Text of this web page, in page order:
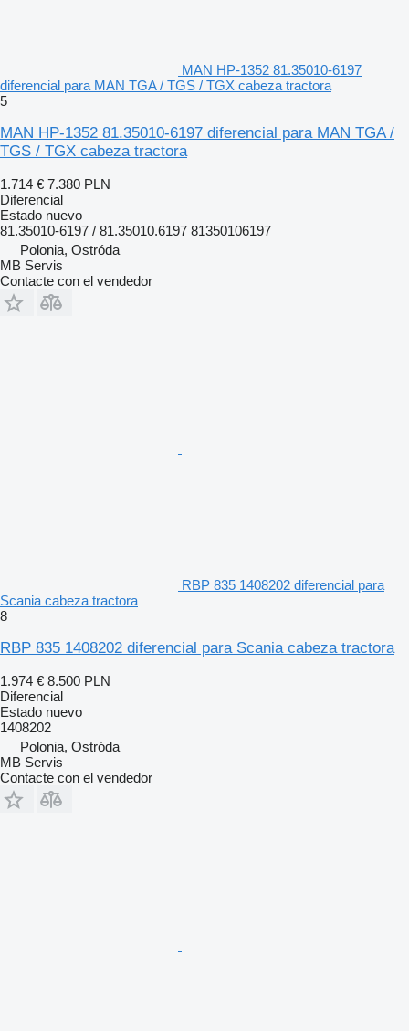
MAN HP-1352 81.35010-6197
diferencial para MAN TGA / TGS / TGX cabeza tractora
5
MAN HP-1352 81.35010-6197 diferencial para MAN TGA /
TGS / TGX cabeza tractora
1.714 € 7.380 PLN
Diferencial
Estado nuevo
81.35010-6197 / 81.35010.6197 81350106197
Polonia, Ostróda
MB Servis
Contacte con el vendedor
RBP 835 1408202 diferencial para
Scania cabeza tractora
8
RBP 835 1408202 diferencial para Scania cabeza tractora
1.974 € 8.500 PLN
Diferencial
Estado nuevo
1408202
Polonia, Ostróda
MB Servis
Contacte con el vendedor